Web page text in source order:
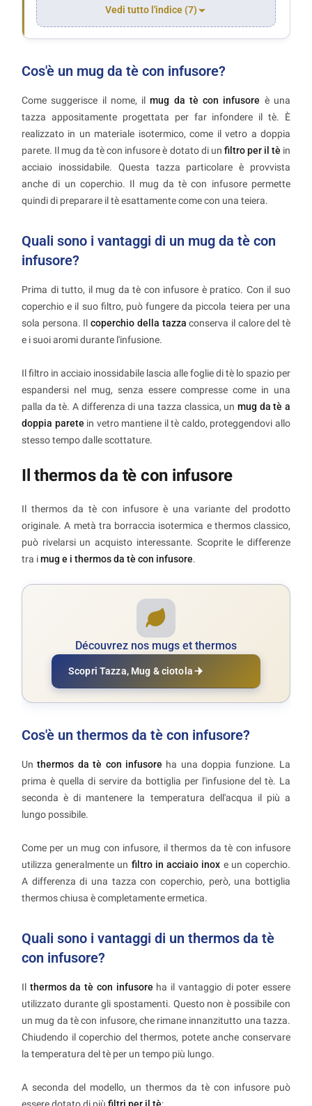
Vedi tutto l'indice (7)
Cos'è un mug da tè con infusore?
Come suggerisce il nome, ilmug da tè con infusore è una
tazza appositamente progettata per far infondere il tè. È
realizzato in un materiale isotermico, come il vetro a doppia
parete. Il mug da tè con infusore è dotato di un filtro per il tè in
acciaio inossidabile. Questa tazza particolare è provvista
anche di un coperchio. Il mug da tè con infusore permette
quindi di preparare il tè esattamente come con una teiera.
Quali sono i vantaggi di un mug da tè con
infusore?
Prima di tutto, il mug da tè con infusore è pratico. Con il suo
coperchio e il suo filtro, può fungere da piccola teiera per una
sola persona. Ilcoperchio della tazza conserva il calore del tè
e i suoi aromi durante l'infusione.
Il filtro in acciaio inossidabile lascia alle foglie di tè lo spazio per
espandersi nel mug, senza essere compresse come in una
palla da tè. A differenza di una tazza classica, un mug da tè a
doppia parete in vetro mantiene il tè caldo, proteggendovi allo
stesso tempo dalle scottature.
Il thermos da tè con infusore
Il thermos da tè con infusore è una variante del prodotto
originale. A metà tra borraccia isotermica e thermos classico,
può rivelarsi un acquisto interessante. Scoprite le differenze
tra imug e i thermos da tè con infusore.
Découvrez nos mugs et thermos
Scopri Tazza, Mug & ciotola
Cos'è un thermos da tè con infusore?
Unthermos da tè con infusore ha una doppia funzione. La
prima è quella di servire da bottiglia per l'infusione del tè. La
seconda è di mantenere la temperatura dell'acqua il più a
lungo possibile.
Come per un mug con infusore, il thermos da tè con infusore
utilizza generalmente un filtro in acciaio inox e un coperchio.
A differenza di una tazza con coperchio, però, una bottiglia
thermos chiusa è completamente ermetica.
Quali sono i vantaggi di un thermos da tè
con infusore?
Il thermos da tè con infusore ha il vantaggio di poter essere
utilizzato durante gli spostamenti. Questo non è possibile con
un mug da tè con infusore, che rimane innanzitutto una tazza.
Chiudendo il coperchio del thermos, potete anche conservare
la temperatura del tè per un tempo più lungo.
A seconda del modello, un thermos da tè con infusore può